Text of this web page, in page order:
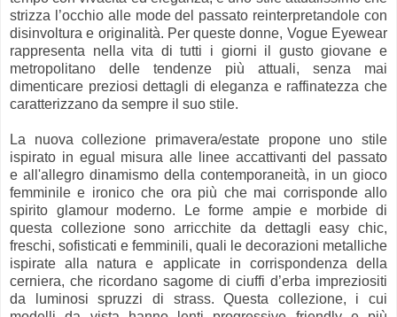
strizza l’occhio alle mode del passato reinterpretandole con
disinvoltura e originalità. Per queste donne, Vogue Eyewear
rappresenta nella vita di tutti i giorni il gusto giovane e
metropolitano delle tendenze più attuali, senza mai
dimenticare preziosi dettagli di eleganza e raffinatezza che
caratterizzano da sempre il suo stile.
La nuova collezione primavera/estate propone uno stile
ispirato in egual misura alle linee accattivanti del passato
e all'allegro dinamismo della contemporaneità, in un gioco
femminile e ironico che ora più che mai corrisponde allo
spirito glamour moderno. Le forme ampie e morbide di
questa collezione sono arricchite da dettagli easy chic,
freschi, sofisticati e femminili, quali le decorazioni metalliche
ispirate alla natura e applicate in corrispondenza della
cerniera, che ricordano sagome di ciuffi d’erba impreziositi
da luminosi spruzzi di strass. Questa collezione, i cui